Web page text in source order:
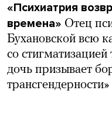
«Психиатрия
времена» Отец
Бухановской всю
со
дочь призывает